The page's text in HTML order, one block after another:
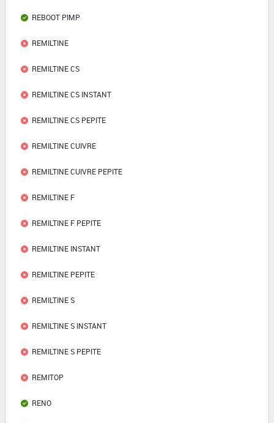
REBOOT PIMP
REMILTINE
REMILTINE CS
REMILTINE CS INSTANT
REMILTINE CS PEPITE
REMILTINE CUIVRE
REMILTINE CUIVRE PEPITE
REMILTINE F
REMILTINE F PEPITE
REMILTINE INSTANT
REMILTINE PEPITE
REMILTINE S
REMILTINE S INSTANT
REMILTINE S PEPITE
REMITOP
RENO